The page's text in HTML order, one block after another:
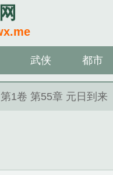
武侠 都市
1卷 第55章 元日到来